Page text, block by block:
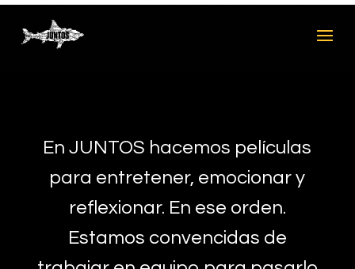
En JUNTOS hacemos películas
para entretener, emocionar y
reflexionar. En ese orden.
Estamos convencidas de